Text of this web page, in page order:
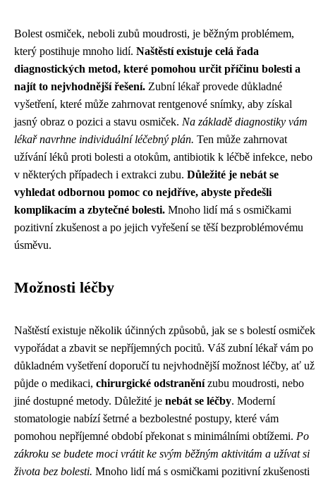
Bolest osmiček, neboli zubů moudrosti, je běžným problémem,
který postihuje mnoho lidí. Naštěstí existuje celá řada
diagnostických metod, které pomohou určit příčinu bolesti a
najít to nejvhodnější řešení. Zubní lékař provede důkladné
vyšetření, které může zahrnovat rentgenové snímky, aby získal
jasný obraz o pozici a stavu osmiček. Na základě diagnostiky vám
lékař navrhne individuální léčebný plán. Ten může zahrnovat
užívání léků proti bolesti a otokům, antibiotik k léčbě infekce, nebo
v některých případech i extrakci zubu. Důležité je nebát se
vyhledat odbornou pomoc co nejdříve, abyste předešli
komplikacím a zbytečné bolesti. Mnoho lidí má s osmičkami
pozitivní zkušenost a po jejich vyřešení se těší bezproblémovému
úsměvu.
Možnosti léčby
Naštěstí existuje několik účinných způsobů, jak se s bolestí osmiček
vypořádat a zbavit se nepříjemných pocitů. Váš zubní lékař vám po
důkladném vyšetření doporučí tu nejvhodnější možnost léčby, ať už
půjde o medikaci, chirurgické odstraněnízubu moudrosti, nebo
jiné dostupné metody. Důležité je nebát se léčby. Moderní
stomatologie nabízí šetrné a bezbolestné postupy, které vám
pomohou nepříjemné období překonat s minimálními obtížemi. Po
zákroku se budete moci vrátit ke svým běžným aktivitám a užívat si
života bez bolesti. Mnoho lidí má s osmičkami pozitivní zkušenosti